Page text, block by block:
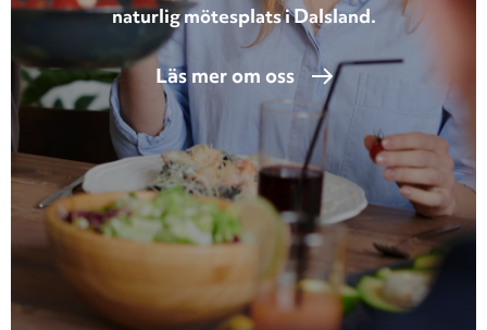
naturlig mötesplats i Dalsland.
Läs mer om oss